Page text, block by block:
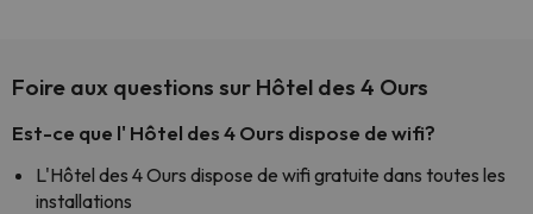
Foire aux questions sur Hôtel des 4 Ours
Est-ce que l' Hôtel des 4 Ours dispose de wifi?
L'Hôtel des 4 Ours dispose de wifi gratuite dans toutes les
installations